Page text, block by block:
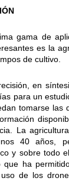
gama de
es la
de cultivo.
en
para un
tomarse las
La
40 años,
y sobre todo
ha
de los